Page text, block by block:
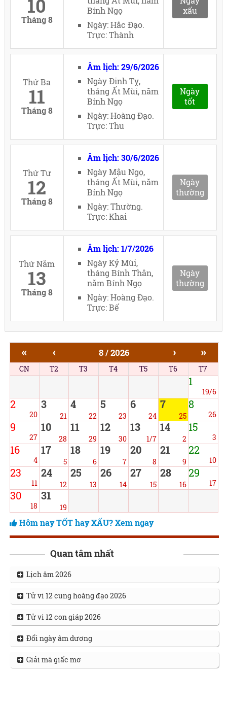
10
Tháng 8
Bính Ngọ
Ngày: Hắc Đạo.
Trực: Thành
xấu
Thứ Ba
11
Tháng 8
Âm lịch: 29/6/2026
Ngày Đinh Tỵ,
tháng Ất Mùi, năm
Bính Ngọ
Ngày: Hoàng Đạo.
Trực: Thu
Ngày
tốt
Thứ Tư
12
Tháng 8
Âm lịch: 30/6/2026
Ngày Mậu Ngọ,
tháng Ất Mùi, năm
Bính Ngọ
Ngày: Thường.
Trực: Khai
Ngày
thường
Thứ Năm
13
Tháng 8
Âm lịch: 1/7/2026
Ngày Kỷ Mùi,
tháng Bính Thân,
năm Bính Ngọ
Ngày: Hoàng Đạo.
Trực: Bế
Ngày
thường
« ‹ 8 / 2026 › »
CN T2 T3 T4 T5 T6 T7
1
19/6
2
20
3
21
4
22
5
23
6
24
7
25
8
26
9
27
10
28
11
29
12
30
13
1/7
14
2
15
3
16
4
17
5
18
6
19
7
20
8
21
9
22
10
23
11
24
12
25
13
26
14
27
15
28
16
29
17
30
18
31
19
Hôm nay TỐT hay XẤU? Xem ngay
Quan tâm nhất
Lịch âm 2026
Tử vi 12 cung hoàng đạo 2026
Tử vi 12 con giáp 2026
Đổi ngày âm dương
Giải mã giấc mơ